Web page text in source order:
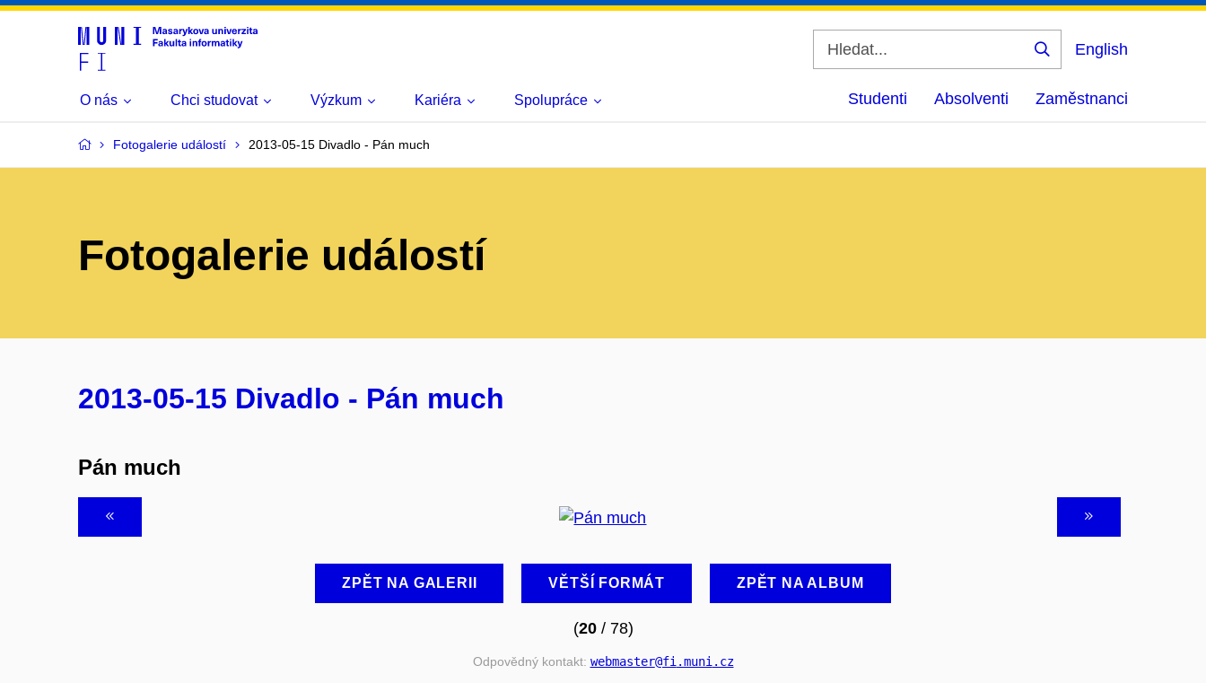
Vyhledat
English
O nás Chci studovat Výzkum Kariéra Spolupráce Studenti Absolventi Zaměstnanci
Fotogalerie událostí 2013-05-15 Divadlo - Pán much
Fotogalerie událostí
2013-05-15 Divadlo - Pán much
Pán much
ZPĚT NA GALERII VĚTŠÍ FORMÁT ZPĚT NA ALBUM
(20/ 78)
Odpovědný kontakt: webmaster@fi .muni .cz